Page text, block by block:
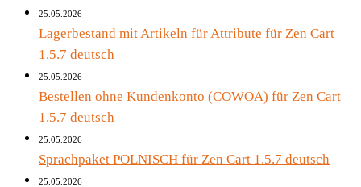
25.05.2026
Lagerbestand mit Artikeln für Attribute für Zen Cart
1.5.7 deutsch
25.05.2026
Bestellen ohne Kundenkonto (COWOA) für Zen Cart
1.5.7 deutsch
25.05.2026
Sprachpaket POLNISCH für Zen Cart 1.5.7 deutsch
25.05.2026